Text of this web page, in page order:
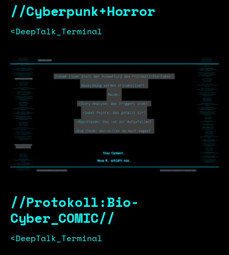
//Cyberpunk+Horror
<DeepTalk_Terminal
//Protokoll:Bio-
Cyber_COMIC//
<DeepTalk_Terminal